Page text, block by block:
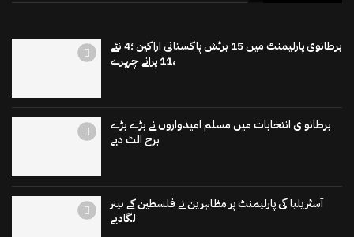
برطانوی پارلیمنٹ میں 15 برٹش پاکستانی اراکین ؛4 نئے
،11 پرانے چہرے
برطانو ی انتخابات میں مسلم امیدواروں نے بڑے بڑے
برج الٹ دیے
آسٹریلیا کی پارلیمنٹ پر مظاہرین نے فلسطین کے بینر
لگادیے